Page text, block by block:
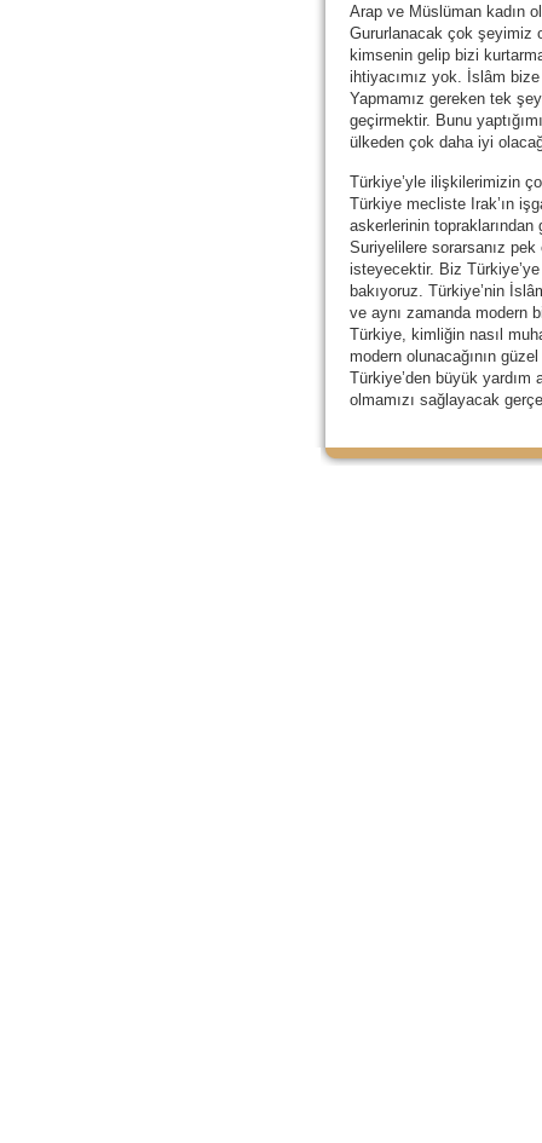
Arap ve Müslüman kadın
Gururlanacak çok şeyimiz
kimsenin gelip bizi
ihtiyacımız yok. İslâm
Yapmamız gereken tek
geçirmektir. Bunu
ülkeden çok daha iyi
Türkiye’yle ilişkilerimizin
Türkiye mecliste Irak’ın
askerlerinin
Suriyelilere sorarsanız
isteyecektir. Biz
bakıyoruz. Türkiye’nin
ve aynı zamanda modern
Türkiye, kimliğin nasıl
modern olunacağının
Türkiye’den büyük
olmamızı sağlayacak